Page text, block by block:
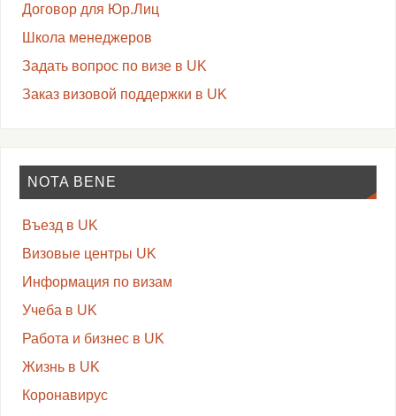
Договор для Юр.Лиц
Школа менеджеров
Задать вопрос по визе в UK
Заказ визовой поддержки в UK
NOTA BENE
Въезд в UK
Визовые центры UK
Информация по визам
Учеба в UK
Работа и бизнес в UK
Жизнь в UK
Коронавирус